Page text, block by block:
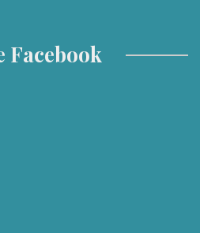
Facebook